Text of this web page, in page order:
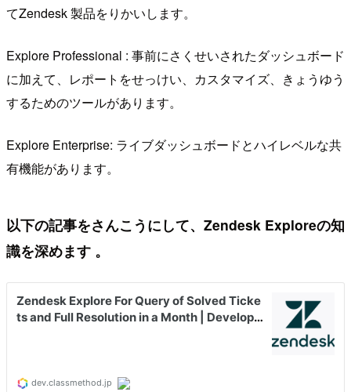
てZendesk 製品をりかいします。
Explore Professional : 事前にさくせいされたダッシュボード
に加えて、レポートをせっけい、カスタマイズ、きょうゆう
するためのツールがあります。
Explore Enterprise: ライブダッシュボードとハイレベルな共
有機能があります。
以下の記事をさんこうにして、Zendesk Exploreの知
識を深めます 。